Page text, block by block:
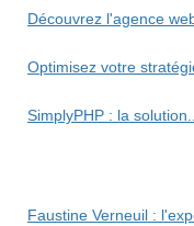
Découvrez l'agence
Optimisez votre
SimplyPHP : la
Faustine Verneuil :